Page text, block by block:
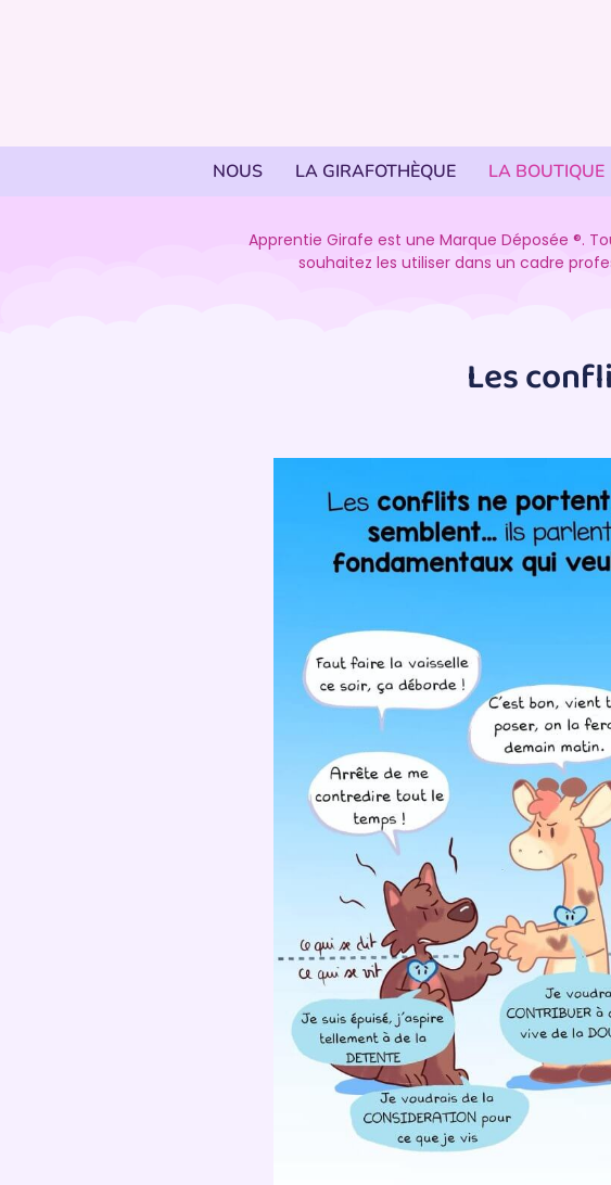
NOUS LA GIRAFOTHÈQUE LA BOUTIQUE
Apprentie Girafe est une Marque Déposée ®.
souhaitez les utiliser dans un cadre
Les